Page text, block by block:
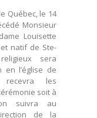
Québec, le 14
Monsieur
Louisette
natif de Ste-
sera
l’église de
les
soit à
suivra au
de la